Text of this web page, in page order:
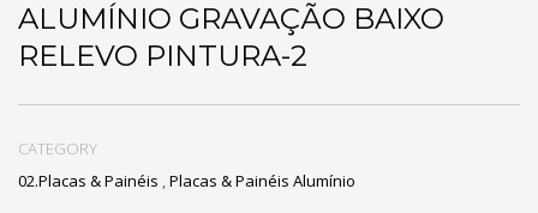
ALUMÍNIO GRAVAÇÃO BAIXO
RELEVO PINTURA-2
CATEGORY
02.Placas & Painéis ,Placas & Painéis Alumínio